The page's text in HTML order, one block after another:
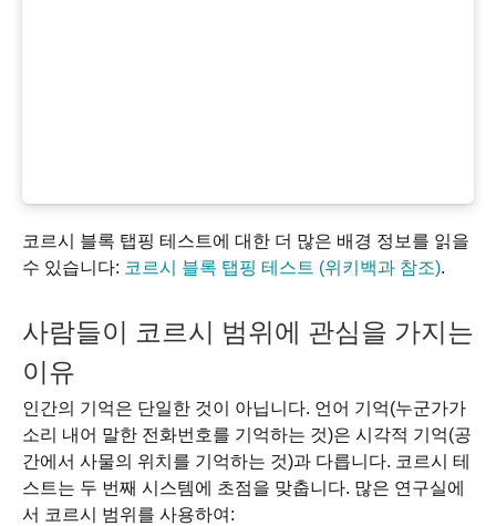
코르시 블록 탭핑 테스트에 대한 더 많은 배경 정보를 읽을
수 있습니다: 코르시 블록 탭핑 테스트 (위키백과 참조).
사람들이 코르시 범위에 관심을 가지는
이유
인간의 기억은 단일한 것이 아닙니다. 언어 기억(누군가가
소리 내어 말한 전화번호를 기억하는 것)은 시각적 기억(공
간에서 사물의 위치를 기억하는 것)과 다릅니다. 코르시 테
스트는 두 번째 시스템에 초점을 맞춥니다. 많은 연구실에
서 코르시 범위를 사용하여: